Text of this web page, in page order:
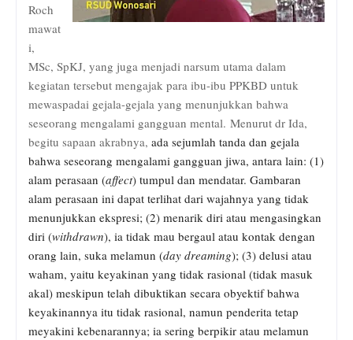
Roch
mawat
i,
MSc, SpKJ, yang juga menjadi narsum utama dalam
kegiatan tersebut mengajak para ibu-ibu PPKBD untuk
mewaspadai gejala-gejala yang menunjukkan bahwa
seseorang mengalami gangguan mental. Menurut dr Ida,
begitu sapaan akrabnya, ada sejumlah tanda dan gejala
bahwa seseorang mengalami gangguan jiwa, antara lain: (1)
alam perasaan (affect) tumpul dan mendatar. Gambaran
alam perasaan ini dapat terlihat dari wajahnya yang tidak
menunjukkan ekspresi; (2) menarik diri atau mengasingkan
diri (withdrawn), ia tidak mau bergaul atau kontak dengan
orang lain, suka melamun (day dreaming); (3) delusi atau
waham, yaitu keyakinan yang tidak rasional (tidak masuk
akal) meskipun telah dibuktikan secara obyektif bahwa
keyakinannya itu tidak rasional, namun penderita tetap
meyakini kebenarannya; ia sering berpikir atau melamun